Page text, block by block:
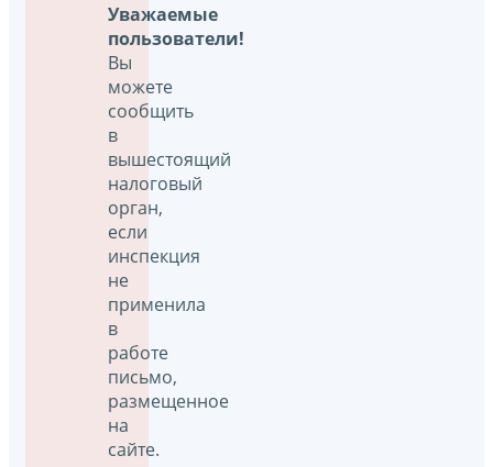
Уважаемые
пользователи!
Вы
можете
сообщить
в
вышестоящий
налоговый
орган,
если
инспекция
не
применила
в
работе
письмо,
размещенное
на
сайте.